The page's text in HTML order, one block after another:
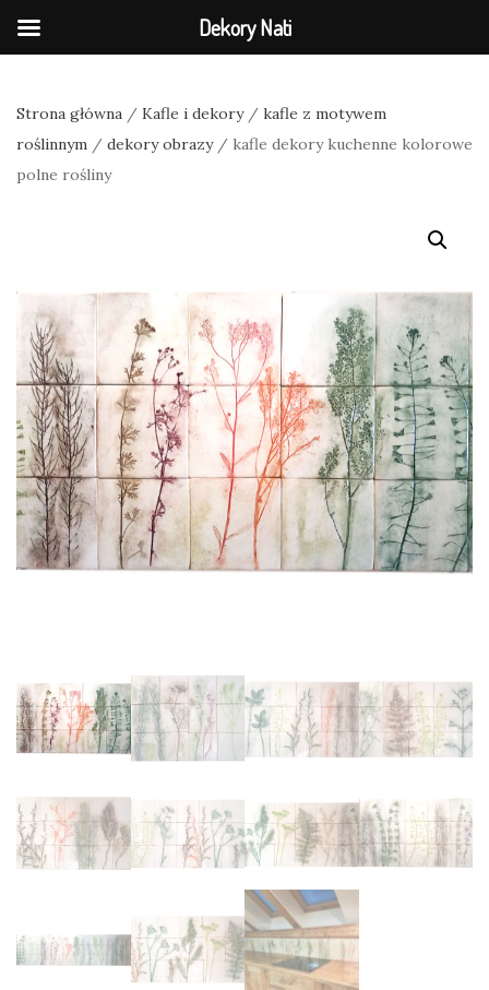
Strona główna / Kafle i dekory/ kafle z motywem
roślinnym / dekory obrazy/ kafle dekory kuchenne kolorowe
polne rośliny
Dekory Nati